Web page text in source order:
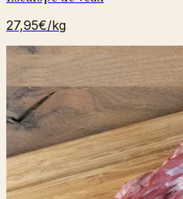
27,95€/kg